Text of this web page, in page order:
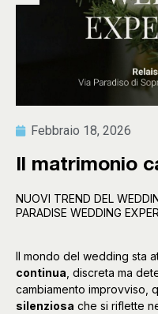
Febbraio 18, 2026
Il matrimonio
NUOVI TREND DEL
PARADISE WEDDING
Il mondo del wedding sta
continua , discreta ma
cambiamento improvviso,
silenziosa che si riflette